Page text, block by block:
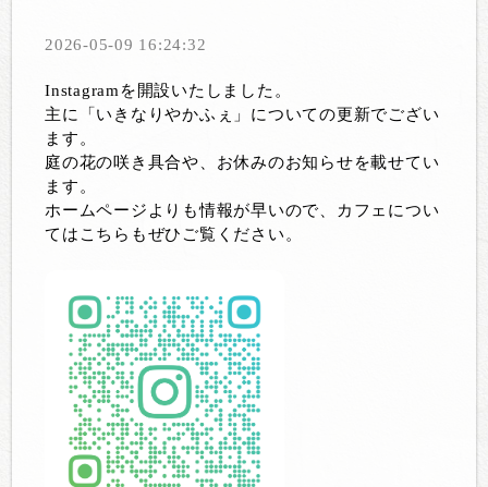
2026-05-09 16:24:32
Instagramを開設いたしました。
主に「いきなりやかふぇ」についての更新でござい
ます。
庭の花の咲き具合や、お休みのお知らせを載せてい
ます。
ホームページよりも情報が早いので、カフェについ
てはこちらもぜひご覧ください。